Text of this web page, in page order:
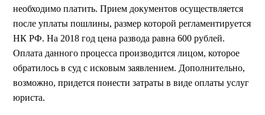
необходимо платить. Прием документов осуществляется
после уплаты пошлины, размер которой регламентируется
НК РФ. На 2018 год цена развода равна 600 рублей.
Оплата данного процесса производится лицом, которое
обратилось в суд с исковым заявлением. Дополнительно,
возможно, придется понести затраты в виде оплаты услуг
юриста.